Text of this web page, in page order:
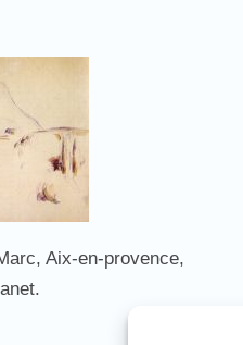
Aix-en-provence,